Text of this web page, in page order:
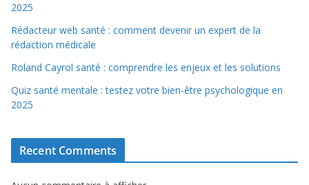
2025
Rédacteur web santé : comment devenir un expert de la
rédaction médicale
Roland Cayrol santé : comprendre les enjeux et les solutions
Quiz santé mentale : testez votre bien-être psychologique en
2025
Recent Comments